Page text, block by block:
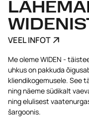
VEEL INFOT
Me oleme WIDEN -
uhkus on pakkuda
kliendikogemusele. See
ning näeme südikalt
ning elulisest
šargoonis.